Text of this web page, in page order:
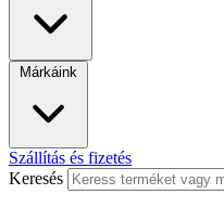
Márkáink
Szállítás és fizetés
Keresés